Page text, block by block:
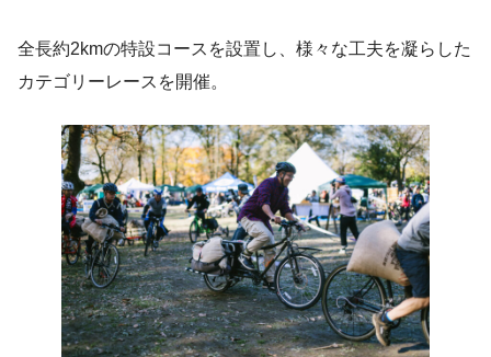
全長約2kmの特設コースを設置し、様々な工夫を凝らした
カテゴリーレースを開催。